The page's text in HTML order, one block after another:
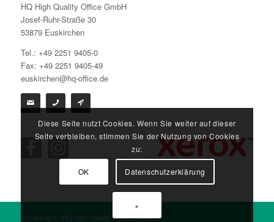
HQ High Quality Office GmbH
Josef-Ruhr-Straße 30
53879 Euskirchen
Tel.: +49 2251 9405-0
Fax: +49 2251 9405-49
euskirchen@hq-office.de
© Copyright - HQ High Quality Office GmbH
Diese Seite nutzt Cookies. Wenn Sie weiter auf dieser
Seite verbleiben, stimmen Sie der Nutzung von Cookies
zu:
OK Datenschutzerklärung
×